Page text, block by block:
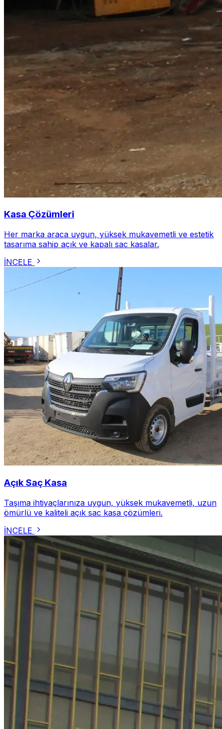
Kasa Çözümleri
Her marka araca uygun, yüksek mukavemetli ve estetik
tasarıma sahip açık ve kapalı sac kasalar.
İNCELE
Açık Saç Kasa
Taşıma ihtiyaçlarınıza uygun, yüksek mukavemetli, uzun
ömürlü ve kaliteli açık sac kasa çözümleri.
İNCELE